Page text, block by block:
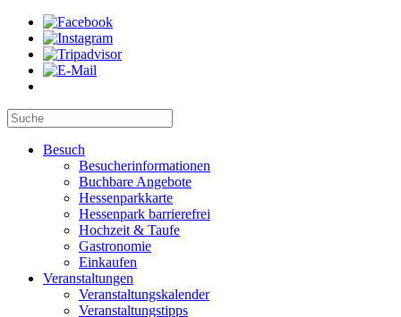
Besuch
Besucherinformationen
Buchbare Angebote
Hessenparkkarte
Hessenpark barrierefrei
Hochzeit & Taufe
Gastronomie
Einkaufen
Veranstaltungen
Veranstaltungskalender
Veranstaltungstipps